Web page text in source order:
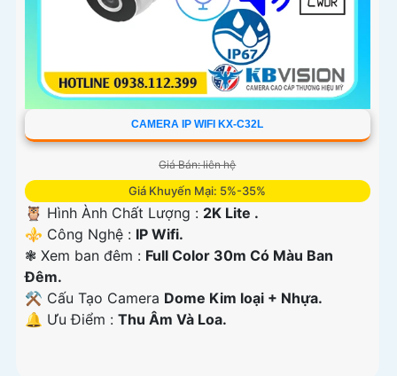
CAMERA IP WIFI KX-C32L
Giá Bán: liên hệ
Giá Khuyến Mại: 5%-35%
🦉 Hình Ành Chất Lượng : 2K Lite .
⚜️ Công Nghệ : IP Wifi.
❃ Xem ban đêm : Full Color 30m Có Màu Ban
Ðêm.
⚒ Cấu Tạo Camera Dome Kim loại + Nhựa.
️🔔 Ưu Điểm : Thu Âm Và Loa.